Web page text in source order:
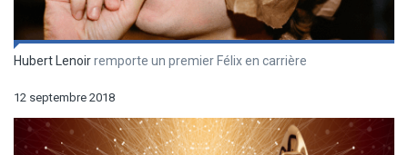
Hubert Lenoirremporte un premier Félix en carrière
12 septembre 2018